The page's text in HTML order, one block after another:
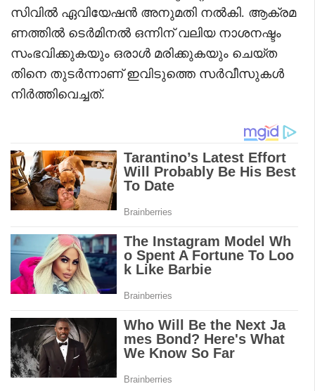
സിവിൽ ഏവിയേഷൻ അനുമതി നൽകി. ആക്രമ
ണത്തിൽ ടെർമിനൽ ഒന്നിന് വലിയ നാശനഷ്ടം
സംഭവിക്കുകയും ഒരാൾ മരിക്കുകയും ചെയ്ത
തിനെ തുടർന്നാണ് ഇവിടുത്തെ സർവീസുകൾ
നിർത്തിവെച്ചത്.